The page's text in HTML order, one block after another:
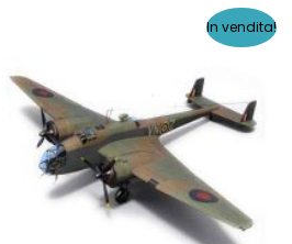
In vendita!